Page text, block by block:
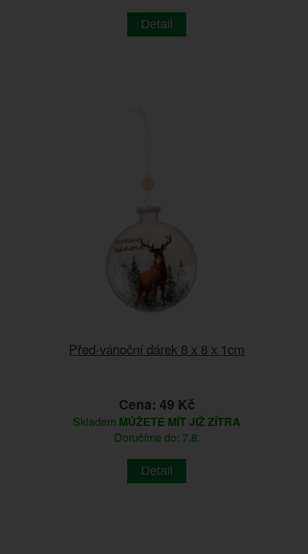
Detail
Před-vánoční dárek 8 x 8 x 1cm
Cena: 49 Kč
Skladem MŮŽETE MÍT JIŽ ZÍTRA
Doručíme do: 7.8.
Detail